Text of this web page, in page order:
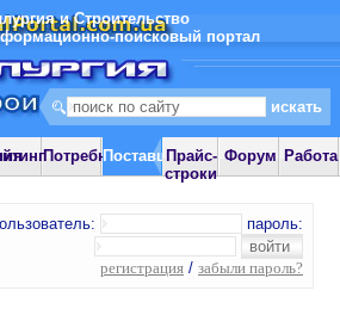
и Строительство
поисковый портал
ПотребностиПоставщики
Прайс-
строки
Форум Работа
пароль:
регистрация / забыли пароль?